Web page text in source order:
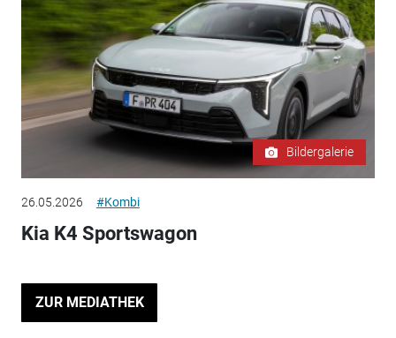
Bildergalerie
26.05.2026 #Kombi
Kia K4 Sportswagon
ZUR MEDIATHEK